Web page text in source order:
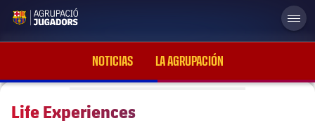
label.aria.abjlogo
NOTICIAS LA AGRUPACIÓN
Life Experiences